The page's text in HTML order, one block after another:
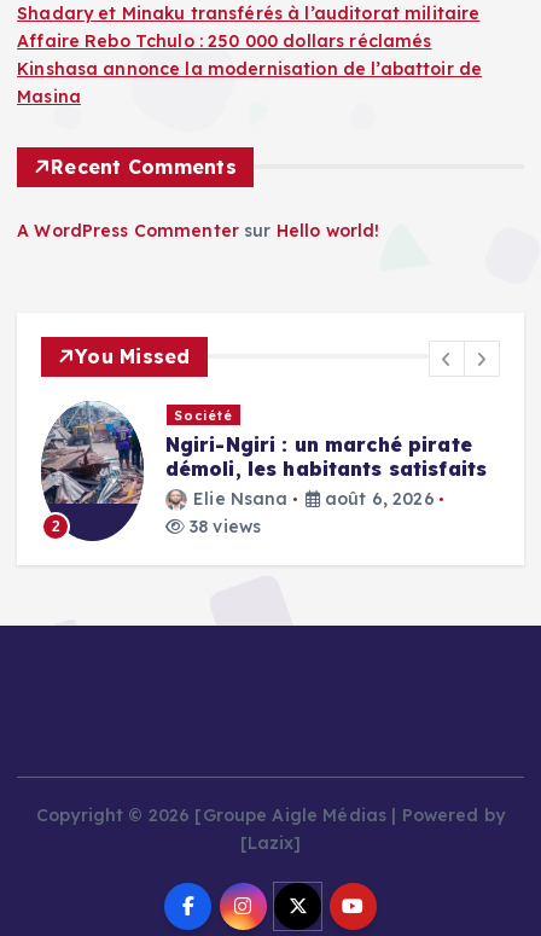
Shadary et Minaku transférés à l’auditorat militaire
Affaire Rebo Tchulo : 250 000 dollars réclamés
Kinshasa annonce la modernisation de l’abattoir de
Masina
Recent Comments
A WordPress Commenter sur Hello world!
You Missed
2
Société
Ngiri-Ngiri : un marché pirate
démoli, les habitants satisfaits
Elie Nsana
août 6, 2026
38 views
Copyright © 2026 [Groupe Aigle Médias | Powered by
[Lazix]